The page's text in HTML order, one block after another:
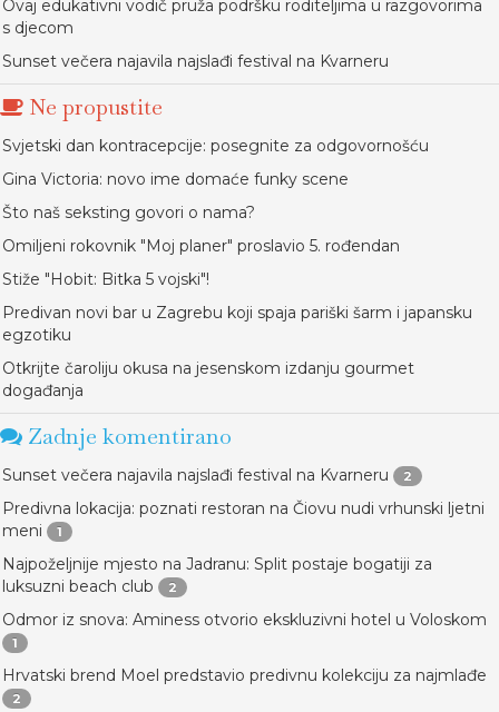
Ovaj edukativni vodič pruža podršku roditeljima u razgovorima
s djecom
Sunset večera najavila najslađi festival na Kvarneru
Ne propustite
Svjetski dan kontracepcije: posegnite za odgovornošću
Gina Victoria: novo ime domaće funky scene
Što naš seksting govori o nama?
Omiljeni rokovnik "Moj planer" proslavio 5. rođendan
Stiže "Hobit: Bitka 5 vojski"!
Predivan novi bar u Zagrebu koji spaja pariški šarm i japansku
egzotiku
Otkrijte čaroliju okusa na jesenskom izdanju gourmet
događanja
Zadnje komentirano
Sunset večera najavila najslađi festival na Kvarneru 2
Predivna lokacija: poznati restoran na Čiovu nudi vrhunski ljetni
meni
1
Najpoželjnije mjesto na Jadranu: Split postaje bogatiji za
luksuzni beach club
2
Odmor iz snova: Aminess otvorio ekskluzivni hotel u Voloskom
1
Hrvatski brend Moel predstavio predivnu kolekciju za najmlađe
2